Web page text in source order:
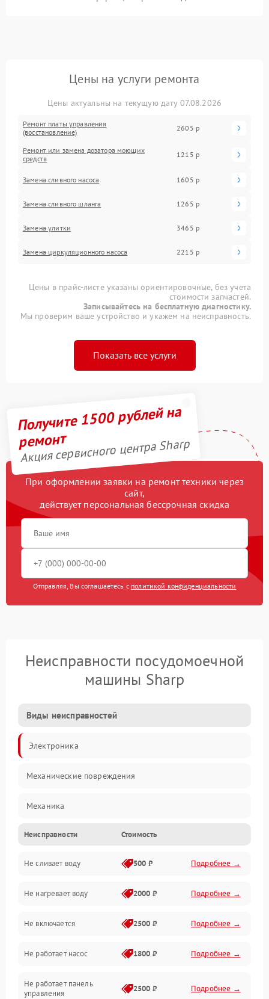
Цены на услуги ремонта
Цены актуальны на текущую дату 07.08.2026
Ремонт платы управления
(восстановление)
2605 р
Ремонт или замена дозатора моющих
средств
1215 р
Замена сливного насоса 1605 р
Замена сливного шланга 1265 р
Замена улитки 3465 р
Замена циркуляционного насоса 2215 р
Цены в прайс-листе указаны ориентировочные, без учета
стоимости запчастей.
Записывайтесь на бесплатную диагностику.
Мы проверим ваше устройство и укажем на неисправность.
Показать все услуги
Получите 1500 рублей на
ремонт
Акция сервисного центра Sharp
При оформлении заявки на ремонт техники через
сайт,
действует персональная бессрочная скидка
Отправляя, Вы соглашаетесь с политикой конфиденциальности
Неисправности посудомоечной
машины Sharp
Виды неисправностей
Электроника
Механические повреждения
Механика
Управление
Электропитание
Датчики
Нагрев
Вода
Гигиена
Неисправности Стоимость
Не сливает воду 500 ₽ Подробнее →
Не нагревает воду 2000 ₽ Подробнее →
Не включается 2500 ₽ Подробнее →
Не работает насос 1800 ₽ Подробнее →
Не работает панель
управления
2500 ₽ Подробнее →